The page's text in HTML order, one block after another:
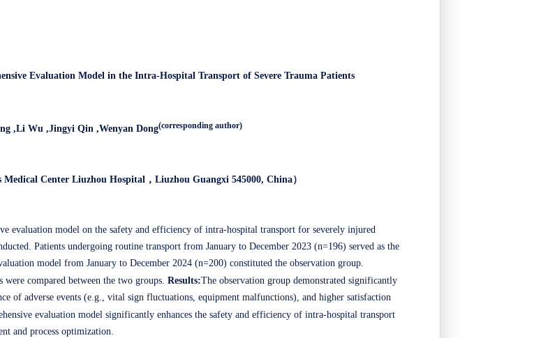
Evaluation Model in the Intra-Hospital Transport of Severe Trauma Patients
,Li Wu ,Jingyi Qin ,Wenyan Dong(corresponding author)
Medical Center Liuzhou Hospital， Liuzhou Guangxi 545000, China）
evaluation model on the safety and efficiency of intra-hospital transport for severely injured
Patients undergoing routine transport from January to December 2023 (n=196) served as the
model from January to December 2024 (n=200) constituted the observation group.
compared between the two groups. Results:The observation group demonstrated significantly
of adverse events (e.g., vital sign fluctuations, equipment malfunctions), and higher satisfaction
evaluation model significantly enhances the safety and efficiency of intra-hospital transport
and process optimization.